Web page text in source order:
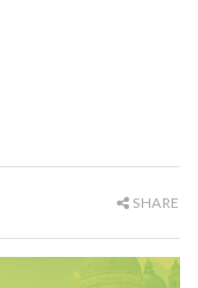
SHARE